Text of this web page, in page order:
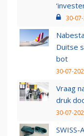
30-
Duitse
bot
30-07-
Vraag
druk
30-07-